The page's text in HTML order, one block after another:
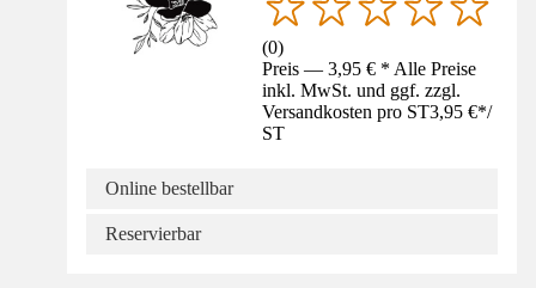
(0)
Preis — 3,95 € * Alle Preise
inkl. MwSt. und ggf. zzgl.
Versandkosten pro ST3,95 €*/
ST
Online bestellbar
Reservierbar